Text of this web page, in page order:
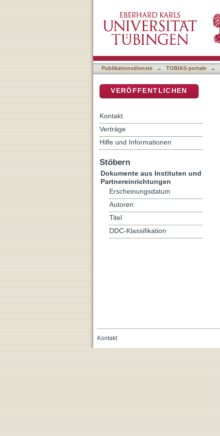
Publikationsdienste → TOBIAS-portale →
VERÖFFENTLICHEN
Kontakt
Verträge
Hilfe und Informationen
Stöbern
Dokumente aus Instituten und
Partnereinrichtungen
Erscheinungsdatum
Autoren
Titel
DDC-Klassifikation
Kontakt